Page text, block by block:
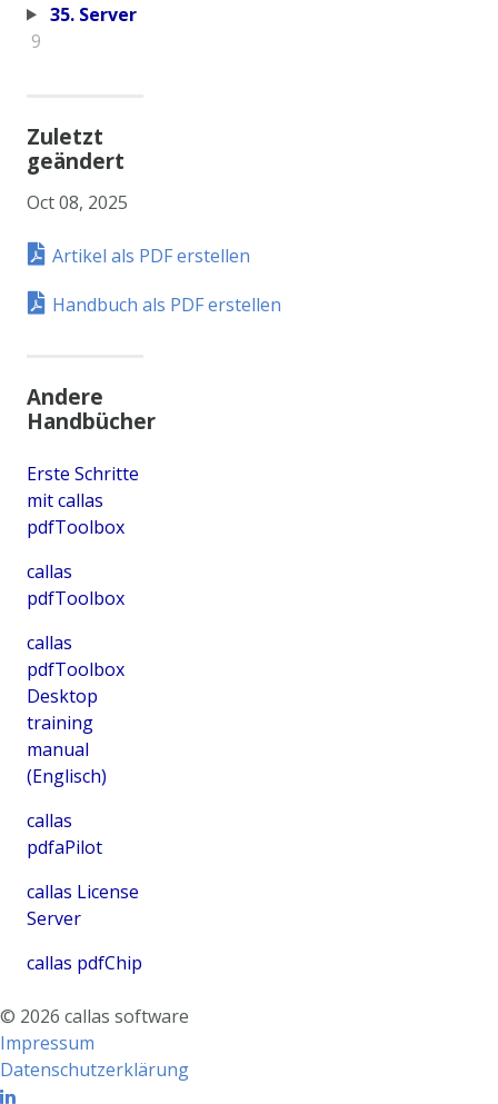
35. Server
9
Zuletzt
geändert
Oct 08, 2025
Artikel als PDF erstellen
Handbuch als PDF erstellen
Andere
Handbücher
Erste Schritte
mit callas
pdfToolbox
callas
pdfToolbox
callas
pdfToolbox
Desktop
training
manual
(Englisch)
callas
pdfaPilot
callas License
Server
callas pdfChip
© 2026 callas software
Impressum
Datenschutzerklärung
Linkedin